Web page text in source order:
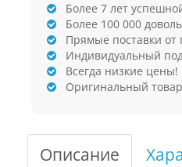
Более 7 лет
Более 100 000
Прямые поставки от
Индивидуальный
Всегда низкие цены!
Оригинальный
Описание